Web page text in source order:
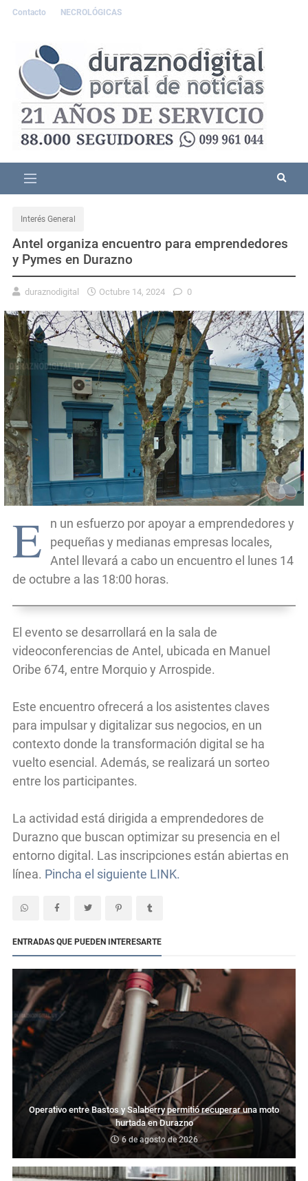
Contacto NECROLÓGICAS
Interés General
Antel organiza encuentro para emprendedores
y Pymes en Durazno
duraznodigital Octubre 14, 2024 0
E
n un esfuerzo por apoyar a emprendedores y
pequeñas y medianas empresas locales,
Antel llevará a cabo un encuentro el lunes 14
de octubre a las 18:00 horas.
El evento se desarrollará en la sala de
videoconferencias de Antel, ubicada en Manuel
Oribe 674, entre Morquio y Arrospide.
Este encuentro ofrecerá a los asistentes claves
para impulsar y digitalizar sus negocios, en un
contexto donde la transformación digital se ha
vuelto esencial. Además, se realizará un sorteo
entre los participantes.
La actividad está dirigida a emprendedores de
Durazno que buscan optimizar su presencia en el
entorno digital. Las inscripciones están abiertas en
línea. Pincha el siguiente LINK.
ENTRADAS QUE PUEDEN INTERESARTE
Operativo entre Bastos y Salaberry permitió recuperar una moto
hurtada en Durazno
6 de agosto de 2026